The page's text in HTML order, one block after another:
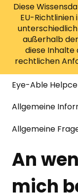
Diese
EU-
außerhalb
diese Inhalte
rechtlichen
Eye-Able
Allgemeine
Allgemeine
An
mich